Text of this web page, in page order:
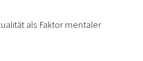
als Faktor mentaler